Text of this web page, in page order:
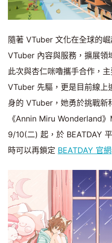
隨著 VTuber 文化在全球的
VTuber 內容與服務，擴展領
此次與杏仁咪嚕攜手合作，
VTuber 先驅，更是目前線
身的 VTuber，她勇於挑戰新
《Annin Miru Wonderland
9/10(二) 起，於 BEATDAY
時可以再鎖定 BEATDAY 官網